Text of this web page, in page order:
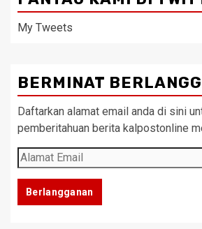
My Tweets
BERMINAT
Daftarkan alamat email anda di sini
pemberitahuan berita kalpostonline
Alamat
Email
Berlangganan